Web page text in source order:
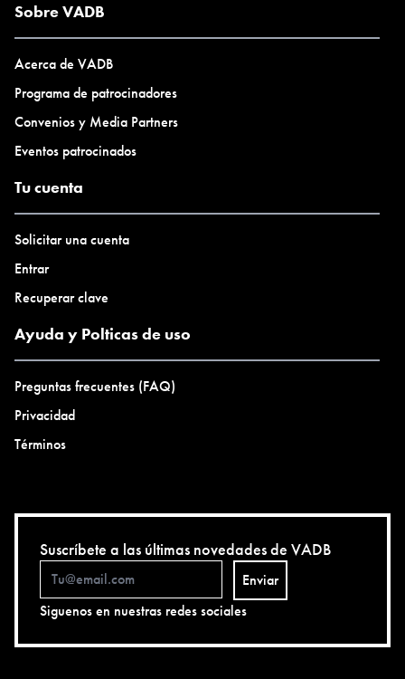
Sobre VADB
Acerca de VADB
Programa de patrocinadores
Convenios y Media Partners
Eventos patrocinados
Tu cuenta
Solicitar una cuenta
Entrar
Recuperar clave
Ayuda y Polticas de uso
Preguntas frecuentes (FAQ)
Privacidad
Términos
Suscríbete a las últimas novedades de VADB
Enviar
Siguenos en nuestras redes sociales